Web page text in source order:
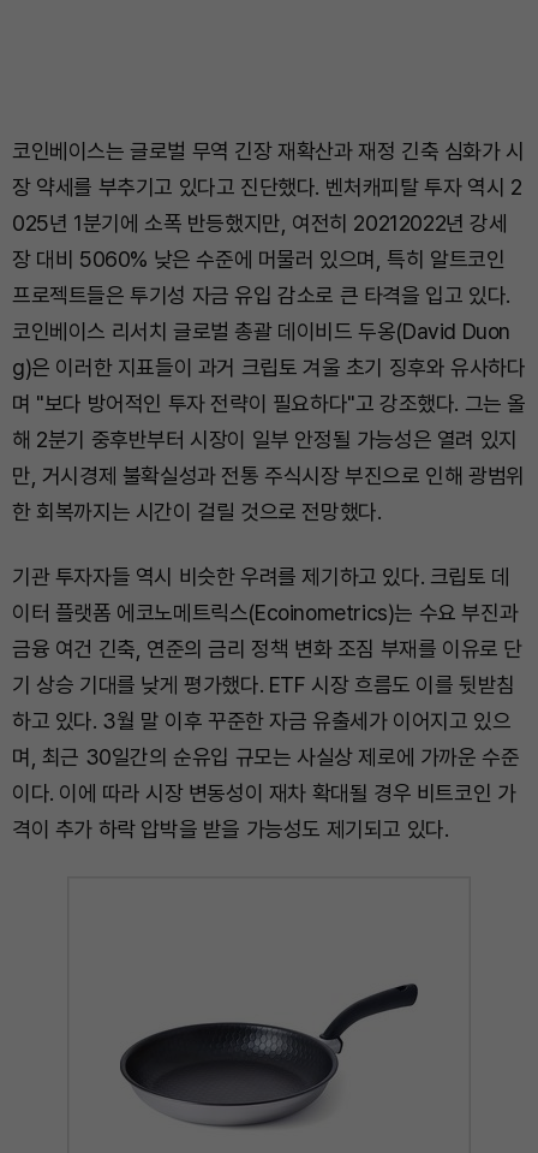
코인베이스는 글로벌 무역 긴장 재확산과 재정 긴축 심화가 시
장 약세를 부추기고 있다고 진단했다. 벤처캐피탈 투자 역시 2
025년 1분기에 소폭 반등했지만, 여전히 20212022년 강세
장 대비 5060% 낮은 수준에 머물러 있으며, 특히 알트코인
프로젝트들은 투기성 자금 유입 감소로 큰 타격을 입고 있다.
코인베이스 리서치 글로벌 총괄 데이비드 두옹(David Duon
g)은 이러한 지표들이 과거 크립토 겨울 초기 징후와 유사하다
며 "보다 방어적인 투자 전략이 필요하다"고 강조했다. 그는 올
해 2분기 중후반부터 시장이 일부 안정될 가능성은 열려 있지
만, 거시경제 불확실성과 전통 주식시장 부진으로 인해 광범위
한 회복까지는 시간이 걸릴 것으로 전망했다.
기관 투자자들 역시 비슷한 우려를 제기하고 있다. 크립토 데
이터 플랫폼 에코노메트릭스(Ecoinometrics)는 수요 부진과
금융 여건 긴축, 연준의 금리 정책 변화 조짐 부재를 이유로 단
기 상승 기대를 낮게 평가했다. ETF 시장 흐름도 이를 뒷받침
하고 있다. 3월 말 이후 꾸준한 자금 유출세가 이어지고 있으
며, 최근 30일간의 순유입 규모는 사실상 제로에 가까운 수준
이다. 이에 따라 시장 변동성이 재차 확대될 경우 비트코인 가
격이 추가 하락 압박을 받을 가능성도 제기되고 있다.